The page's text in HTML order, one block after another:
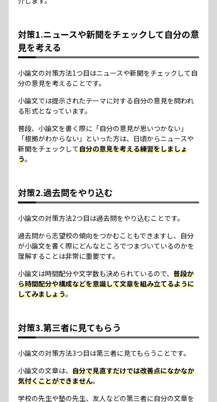
対策1.ニュースや新聞をチェックして自分の意
見を考える
小論文の対策方法1つ目はニュースや新聞をチェックして自
分の意見を考えることです。
小論文では提示されたテーマに対する自分の意見を問われ
る形式となっています。
普段、小論文を書く際に「自分の意見が思いつかない」
「根拠がわからない」といった方は、日頃からニュースや
新聞をチェックして自分の意見を考える練習をしましょ
う。
対策2.過去問をやり込む
小論文の対策方法2つ目は過去問をやり込むことです。
過去問から志望校の傾向をつかむこともできますし、自分
が小論文を書く際にどんなところでつまづいているのかを
理解することは非常に重要です。
小論文は時間配分や文字数も決められているので、 普段か
ら時間配分や構成などを意識して文章を組み立てるように
してみましょう。
対策3.第三者に見てもらう
小論文の対策方法3つ目は第三者に見てもらうことです。
小論文の文章は、 自分で見直すだけでは改善点になかなか
気付くことができません。
学校の先生や塾の先生、友人などの第三者に自分の文章を